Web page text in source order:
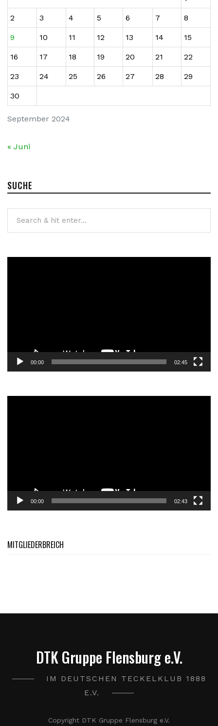
September 2024
2 3 4 5 6 7 8
9 10 11 12 13 14 15
16 17 18 19 20 21 22
23 24 25 26 27 28 29
30
« Juni
SUCHE
00:00 02:45
00:00 02:43
MITGLIEDERBREICH
DTK Gruppe Flensburg e.V.
IM DEUTSCHEN TECKELKLUB 1888
E.V.
Copyright DTK Gruppe Flensburg e.V.